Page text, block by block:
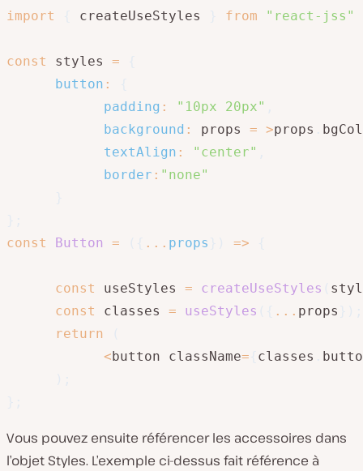
import createUseStyles from "react-jss"
const styles =
button :
padding : "10px 20px"
background : props = >props
textAlign : "center"
border : "none"
const
Button = ... props =>
const useStyles = createUseStyles
const
classes = useStyles ... props
return
<button className= classes
Vous pouvez ensuite référencer les accessoires dans
l’objet Styles. L’exemple ci-dessus fait référence à